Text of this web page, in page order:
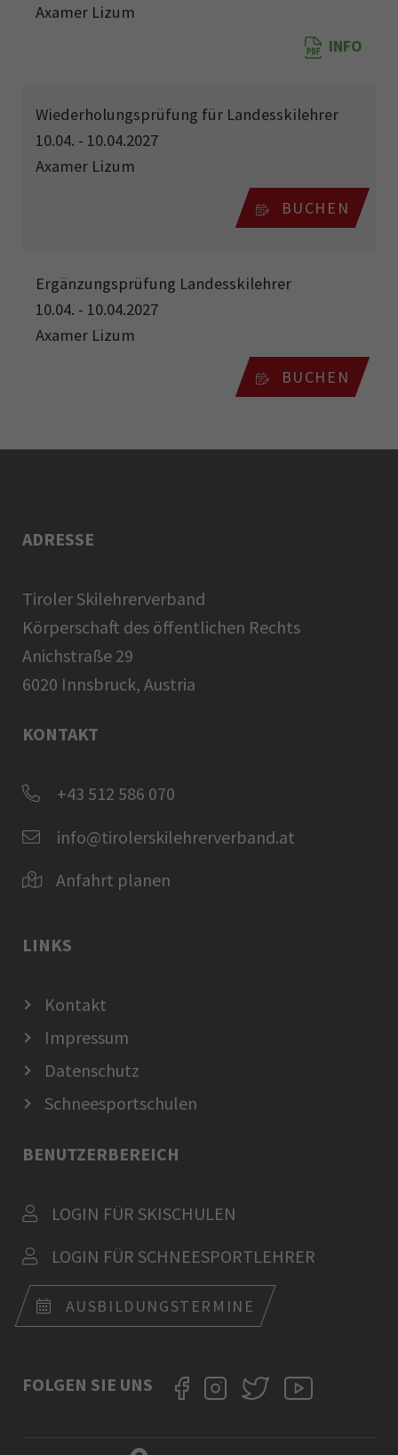
Axamer Lizum
INFO
Wiederholungsprüfung für Landesskilehrer
10.04. - 10.04.2027
Axamer Lizum
BUCHEN
Ergänzungsprüfung Landesskilehrer
10.04. - 10.04.2027
Axamer Lizum
BUCHEN
ADRESSE
Tiroler Skilehrerverband
Körperschaft des öffentlichen Rechts
Anichstraße 29
6020 Innsbruck, Austria
KONTAKT
+43 512 586 070
info@tirolerskilehrerverband.at
Anfahrt planen
LINKS
Kontakt
Impressum
Datenschutz
Schneesportschulen
BENUTZERBEREICH
LOGIN FÜR SKISCHULEN
LOGIN FÜR SCHNEESPORTLEHRER
AUSBILDUNGSTERMINE
FOLGEN SIE UNS